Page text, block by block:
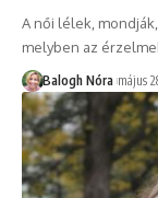
A női lélek,
melyben az
Balogh Nóra május